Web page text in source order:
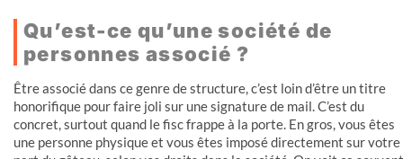
Qu’est-ce qu’une société de
personnes associé ?
Être associé dans ce genre de structure, c’est loin d’être un titre
honorifique pour faire joli sur une signature de mail. C’est du
concret, surtout quand le fisc frappe à la porte. En gros, vous êtes
une personne physique et vous êtes imposé directement sur votre